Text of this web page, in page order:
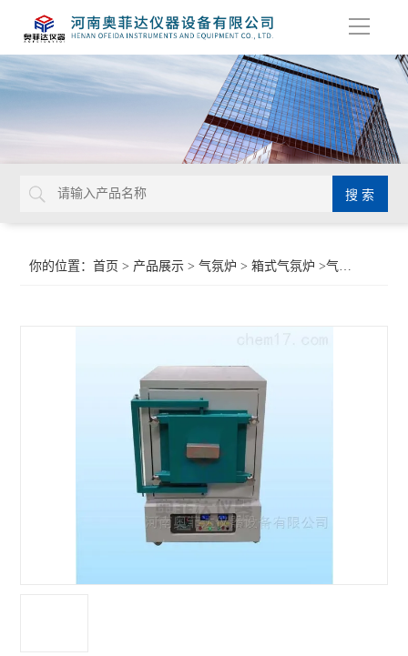
导
你的位置：首页 > 产品展示 >气氛炉 >箱式气氛炉 >气氛箱式实验电炉